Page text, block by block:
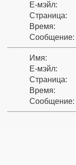
Е-мэйл:
Страница:
Время:
Сообщение:
Имя:
Е-мэйл:
Страница:
Время:
Сообщение: